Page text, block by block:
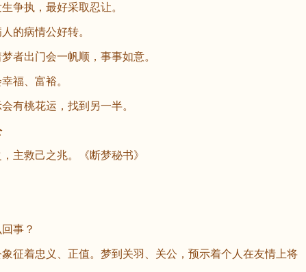
争执，最好采取忍让。
病情公好转。
出门会一帆顺，事事如意。
福、富裕。
桃花运，找到另一半。
救己之兆。《断梦秘书》
事？
征着忠义、正值。梦到关羽、关公，预示着个人在友情上将